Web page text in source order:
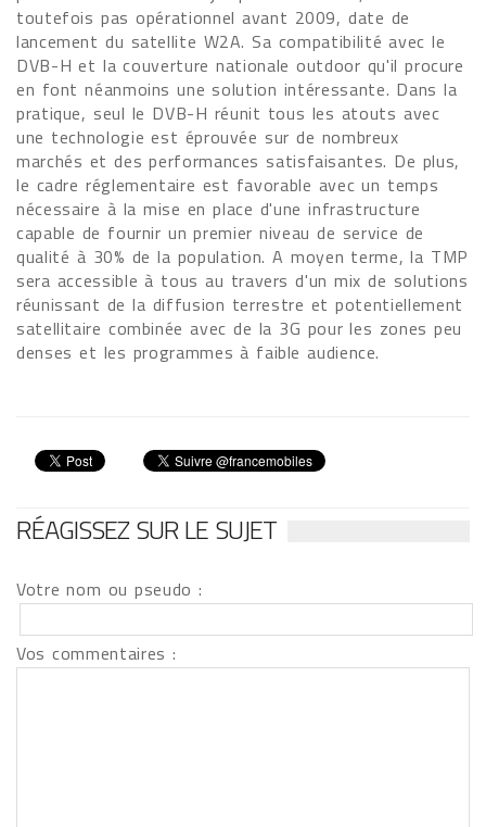
toutefois pas opérationnel avant 2009, date de
lancement du satellite W2A. Sa compatibilité avec le
DVB-H et la couverture nationale outdoor qu'il procure
en font néanmoins une solution intéressante. Dans la
pratique, seul le DVB-H réunit tous les atouts avec
une technologie est éprouvée sur de nombreux
marchés et des performances satisfaisantes. De plus,
le cadre réglementaire est favorable avec un temps
nécessaire à la mise en place d'une infrastructure
capable de fournir un premier niveau de service de
qualité à 30% de la population. A moyen terme, la TMP
sera accessible à tous au travers d'un mix de solutions
réunissant de la diffusion terrestre et potentiellement
satellitaire combinée avec de la 3G pour les zones peu
denses et les programmes à faible audience.
RÉAGISSEZ SUR LE SUJET
Votre nom ou pseudo :
Vos commentaires :